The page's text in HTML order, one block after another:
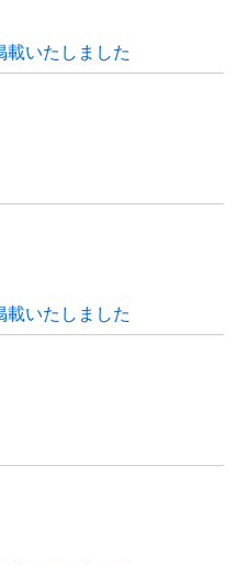
載いたしました
載いたしました